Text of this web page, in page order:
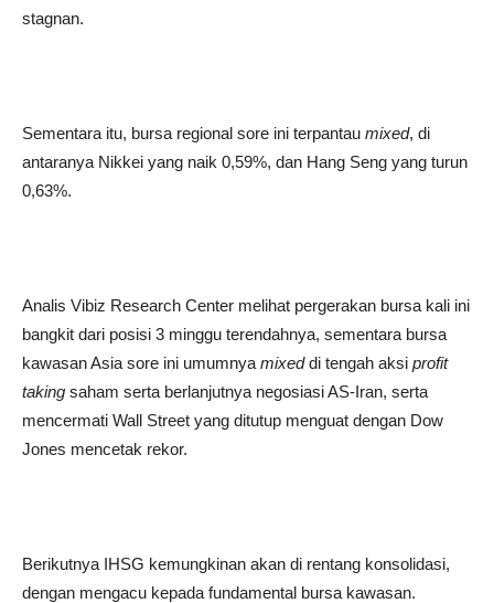
stagnan.
Sementara itu, bursa regional sore ini terpantau mixed, di
antaranya Nikkei yang naik 0,59%, dan Hang Seng yang turun
0,63%.
Analis Vibiz Research Center melihat pergerakan bursa kali ini
bangkit dari posisi 3 minggu terendahnya, sementara bursa
kawasan Asia sore ini umumnya mixeddi tengah aksi profit
taking saham serta berlanjutnya negosiasi AS-Iran, serta
mencermati Wall Street yang ditutup menguat dengan Dow
Jones mencetak rekor.
Berikutnya IHSG kemungkinan akan di rentang konsolidasi,
dengan mengacu kepada fundamental bursa kawasan.